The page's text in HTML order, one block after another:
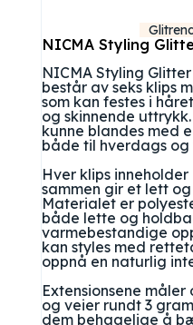
NICMA Styling
NICMA Styling
består av seks klips
som kan festes i
og skinnende
kunne blandes med
både til hverdags
Hver klips
sammen gir et lett
Materialet er
både lette og
varmebestandige
kan styles med
oppnå en naturlig
Extensionsene
og veier rundt 3
dem behagelige å